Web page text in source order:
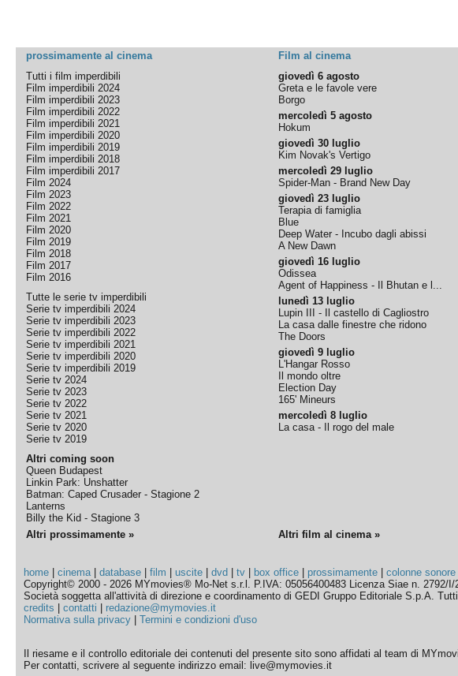
prossimamente al cinema Film al cinema
Tutti i film imperdibili
Film imperdibili 2024
Film imperdibili 2023
Film imperdibili 2022
Film imperdibili 2021
Film imperdibili 2020
Film imperdibili 2019
Film imperdibili 2018
Film imperdibili 2017
Film 2024
Film 2023
Film 2022
Film 2021
Film 2020
Film 2019
Film 2018
Film 2017
Film 2016
Tutte le serie tv imperdibili
Serie tv imperdibili 2024
Serie tv imperdibili 2023
Serie tv imperdibili 2022
Serie tv imperdibili 2021
Serie tv imperdibili 2020
Serie tv imperdibili 2019
Serie tv 2024
Serie tv 2023
Serie tv 2022
Serie tv 2021
Serie tv 2020
Serie tv 2019
Altri coming soon
Queen Budapest
Linkin Park: Unshatter
Batman: Caped Crusader - Stagione 2
Lanterns
Billy the Kid - Stagione 3
giovedì 6 agosto
Greta e le favole vere
Borgo
mercoledì 5 agosto
Hokum
giovedì 30 luglio
Kim Novak's Vertigo
mercoledì 29 luglio
Spider-Man - Brand New Day
giovedì 23 luglio
Terapia di famiglia
Blue
Deep Water - Incubo dagli abissi
A New Dawn
giovedì 16 luglio
Odissea
Agent of Happiness - Il Bhutan e l...
lunedì 13 luglio
Lupin III - Il castello di Cagliostro
La casa dalle finestre che ridono
The Doors
giovedì 9 luglio
L'Hangar Rosso
Il mondo oltre
Election Day
165' Mineurs
mercoledì 8 luglio
La casa - Il rogo del male
Altri prossimamente » Altri film al cinema »
home |cinema|database |film |uscite |dvd |tv box office prossimamente |colonne sonore
Copyright© 2000 - 2026 MYmovies® Mo-Net s.r.l. P.IVA: 05056400483 Licenza Siae n. 2792/I/
Società soggetta all'attività di direzione e coordinamento di GEDI Gruppo Editoriale S.p.A.
credits |contatti
redazione@mymovies.it
Normativa sulla privacy |Termini e condizioni d'uso
Il riesame e il controllo editoriale dei contenuti del presente sito sono affidati al team di
Per contatti, scrivere al seguente indirizzo email: live@mymovies.it